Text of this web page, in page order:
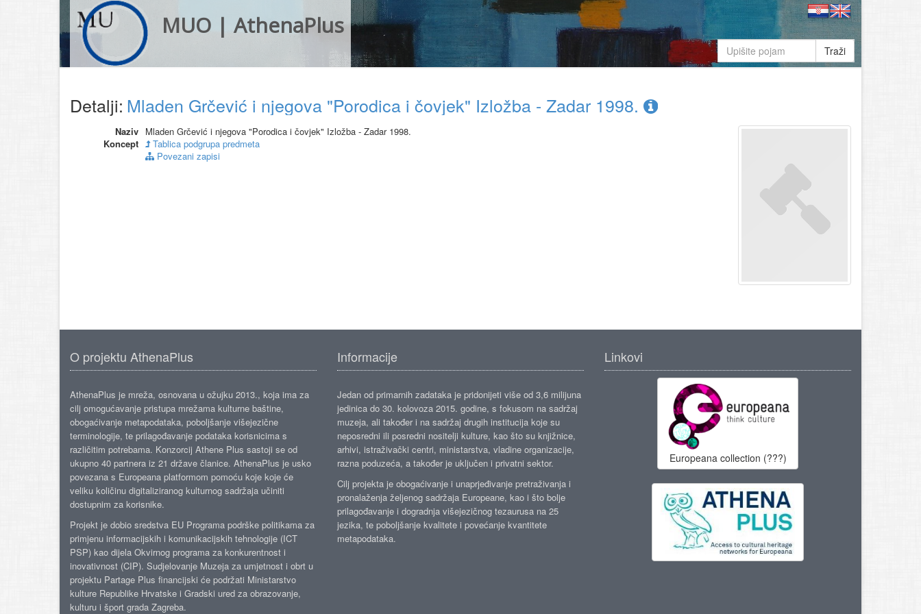
MUO | AthenaPlus
Traži
Detalji: Mladen Grčević i njegova "Porodica i čovjek" Izložba - Zadar 1998.
Naziv Mladen Grčević i njegova "Porodica i čovjek" Izložba - Zadar 1998.
Koncept
Tablica podgrupa predmeta
Povezani zapisi
O projektu AthenaPlus
AthenaPlus je mreža, osnovana u ožujku 2013., koja ima za
cilj omogućavanje pristupa mrežama kulturne baštine,
obogaćivanje metapodataka, poboljšanje višejezične
terminologije, te prilagođavanje podataka korisnicima s
različitim potrebama. Konzorcij Athene Plus sastoji se od
ukupno 40 partnera iz 21 države članice. AthenaPlus je usko
povezana s Europeana platformom pomoću koje koje će
veliku količinu digitaliziranog kulturnog sadržaja učiniti
dostupnim za korisnike.
Projekt je dobio sredstva EU Programa podrške politikama za
primjenu informacijskih i komunikacijskih tehnologije (ICT
PSP) kao dijela Okvirnog programa za konkurentnost i
inovativnost (CIP). Sudjelovanje Muzeja za umjetnost i obrt u
projektu Partage Plus financijski će podržati Ministarstvo
kulture Republike Hrvatske i Gradski ured za obrazovanje,
kulturu i šport grada Zagreba.
Informacije
Jedan od primarnih zadataka je pridonijeti više od 3,6 milijuna
jedinica do 30. kolovoza 2015. godine, s fokusom na sadržaj
muzeja, ali također i na sadržaj drugih institucija koje su
neposredni ili posredni nositelji kulture, kao što su knjižnice,
arhivi, istraživački centri, ministarstva, vladine organizacije,
razna poduzeća, a također je uključen i privatni sektor.
Cilj projekta je obogaćivanje i unaprjeđivanje pretraživanja i
pronalaženja željenog sadržaja Europeane, kao i što bolje
prilagođavanje i dogradnja višejezičnog tezaurusa na 25
jezika, te poboljšanje kvalitete i povećanje kvantitete
metapodataka.
Linkovi
Europeana collection (???)